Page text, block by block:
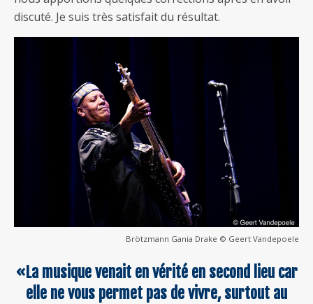
discuté. Je suis très satisfait du résultat.
Brötzmann Gania Drake © Geert Vandepoele
«La musique venait en vérité en second lieu car
elle ne vous permet pas de vivre, surtout au